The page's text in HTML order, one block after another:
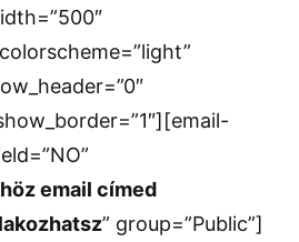
email címed
” group=”Public”]